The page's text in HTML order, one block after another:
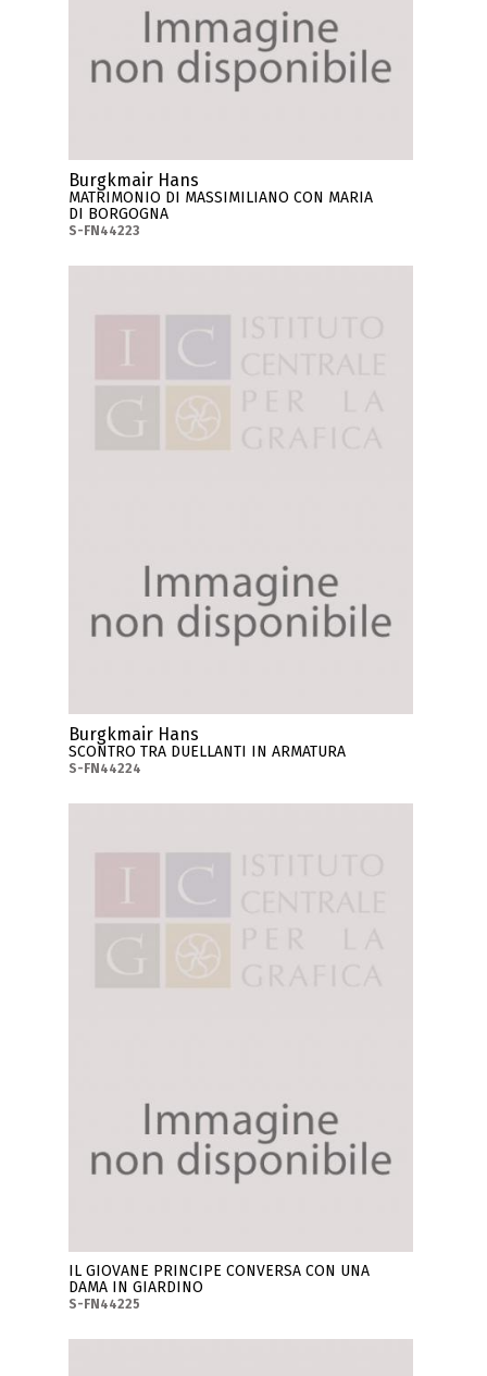
Burgkmair Hans
MATRIMONIO DI MASSIMILIANO CON MARIA
DI BORGOGNA
S-FN44223
Burgkmair Hans
SCONTRO TRA DUELLANTI IN ARMATURA
S-FN44224
IL GIOVANE PRINCIPE CONVERSA CON UNA
DAMA IN GIARDINO
S-FN44225